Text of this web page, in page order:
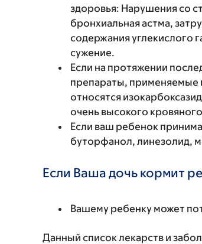
здоровья: Нарушения со
бронхиальная астма,
содержания углекислого
сужение.
Если на протяжении
препараты, применяемые
относятся
очень высокого
Если ваш ребенок
буторфанол, линезолид,
Если Ваша дочь кормит
Вашему ребенку может
Данный список лекарств и